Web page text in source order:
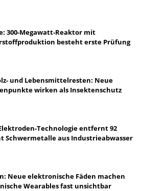
300-Megawatt-Reaktor mit
besteht erste Prüfung
und Lebensmittelresten: Neue
wirken als Insektenschutz
Technologie entfernt 92
Schwermetalle aus Industrieabwasser
Neue elektronische Fäden machen
Wearables fast unsichtbar